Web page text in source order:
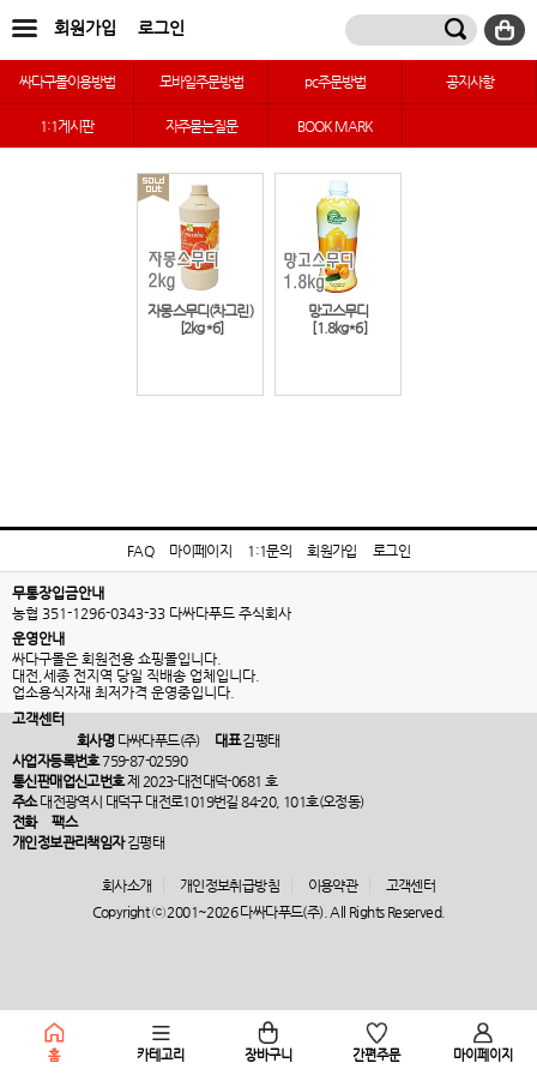
회원가입 로그인
싸다구몰이용방법 모바일주문방법 pc주문방법 공지사항
1:1게시판 자주묻는질문 BOOK MARK
자몽스무디(차그린)
[2kg*6]
망고스무디
[1.8kg*6]
홈 카테고리 장바구니 간편주문 마이페이지
FAQ 마이페이지 1:1문의 회원가입 로그인
무통장입금안내
농협 351-1296-0343-33 다싸다푸드 주식회사
운영안내
싸다구몰은 회원전용 쇼핑몰입니다.
대전,세종 전지역 당일 직배송 업체입니다.
업소용식자재 최저가격 운영중입니다.
고객센터
회사명다싸다푸드(주) 대표김평태
사업자등록번호759-87-02590
통신판매업신고번호제 2023-대전대덕-0681 호
주소대전광역시 대덕구 대전로1019번길 84-20, 101호(오정동)
전화
팩스
개인정보관리책임자김평태
회사소개 개인정보취급방침 이용약관
고객센터
Copyright ⓒ 2001~2026 다싸다푸드(주). All Rights Reserved.